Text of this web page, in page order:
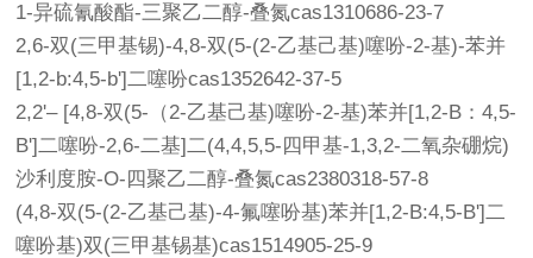
1-异硫氰酸酯-三聚乙二醇-叠氮cas1310686-23-7
2,6-双(三甲基锡)-4,8-双(5-(2-乙基己基)噻吩-2-基)-苯并
[1,2-b:4,5-b']二噻吩cas1352642-37-5
2,2'– [4,8-双(5-（2-乙基己基)噻吩-2-基)苯并[1,2-B：4,5-
B']二噻吩-2,6-二基]二(4,4,5,5-四甲基-1,3,2-二氧杂硼烷)
沙利度胺-O-四聚乙二醇-叠氮cas2380318-57-8
(4,8-双(5-(2-乙基己基)-4-氟噻吩基)苯并[1,2-B:4,5-B']二
噻吩基)双(三甲基锡基)cas1514905-25-9